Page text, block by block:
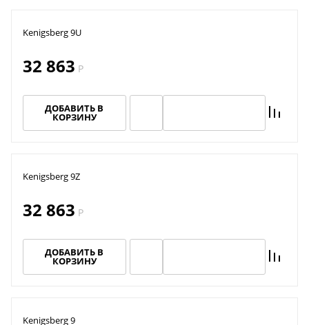
Акция TMF!
Доставим бесплатно
Kenigsberg 9U
32 863 Р
ДОБАВИТЬ В
КОРЗИНУ
Kenigsberg 9Z
32 863 Р
ДОБАВИТЬ В
КОРЗИНУ
Kenigsberg 9